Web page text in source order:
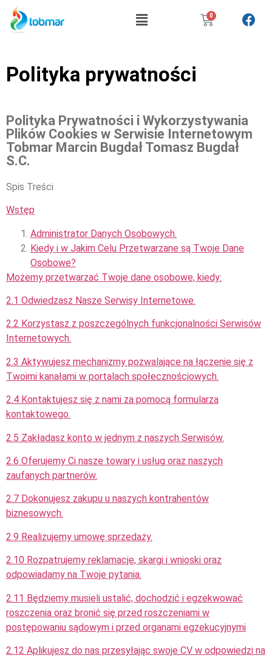
0
Polityka prywatności
Polityka Prywatności i Wykorzystywania
Plików Cookies w Serwisie Internetowym
Tobmar Marcin Bugdał Tomasz Bugdał
S.C.
Spis Treści
Wstęp
Administrator Danych Osobowych.
Kiedy i w Jakim Celu Przetwarzane są Twoje Dane
Osobowe?
Możemy przetwarzać Twoje dane osobowe, kiedy:
2.1 Odwiedzasz Nasze Serwisy Internetowe.
2.2 Korzystasz z poszczególnych funkcjonalności Serwisów
Internetowych.
2.3 Aktywujesz mechanizmy pozwalające na łączenie się z
Twoimi kanałami w portalach społecznościowych.
2.4 Kontaktujesz się z nami za pomocą formularza
kontaktowego.
2.5 Zakładasz konto w jednym z naszych Serwisów.
2.6 Oferujemy Ci nasze towary i usług oraz naszych
zaufanych partnerów.
2.7 Dokonujesz zakupu u naszych kontrahentów
biznesowych.
2.9 Realizujemy umowę sprzedaży.
2.10 Rozpatrujemy reklamacje, skargi i wnioski oraz
odpowiadamy na Twoje pytania.
2.11 Będziemy musieli ustalić, dochodzić i egzekwować
roszczenia oraz bronić się przed roszczeniami w
postępowaniu sądowym i przed organami egzekucyjnymi
2.12 Aplikujesz do nas przesyłając swoje CV w odpowiedzi na